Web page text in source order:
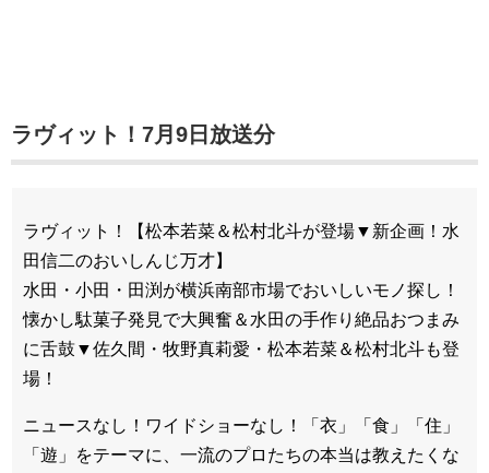
ラヴィット！7月9日放送分
ラヴィット！【松本若菜＆松村北斗が登場▼新企画！水
田信二のおいしんじ万才】
水田・小田・田渕が横浜南部市場でおいしいモノ探し！
懐かし駄菓子発見で大興奮＆水田の手作り絶品おつまみ
に舌鼓▼佐久間・牧野真莉愛・松本若菜＆松村北斗も登
場！
ニュースなし！ワイドショーなし！「衣」「食」「住」
「遊」をテーマに、一流のプロたちの本当は教えたくな